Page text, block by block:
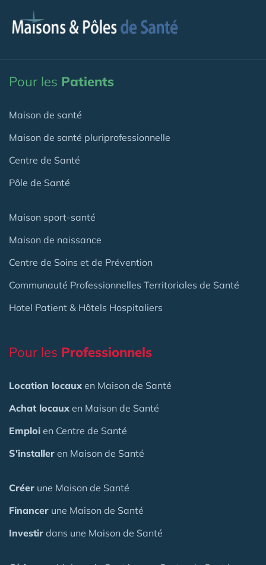
Pour les Patients
Maison de santé
Maison de santé pluriprofessionnelle
Centre de Santé
Pôle de Santé
Maison sport-santé
Maison de naissance
Centre de Soins et de Prévention
Communauté Professionnelles Territoriales de Santé
Hotel Patient & Hôtels Hospitaliers
Pour les Professionnels
Location locaux en Maison de Santé
Achat locaux en Maison de Santé
Emploi en Centre de Santé
S'installer en Maison de Santé
Créer une Maison de Santé
Financer une Maison de Santé
Investir dans une Maison de Santé